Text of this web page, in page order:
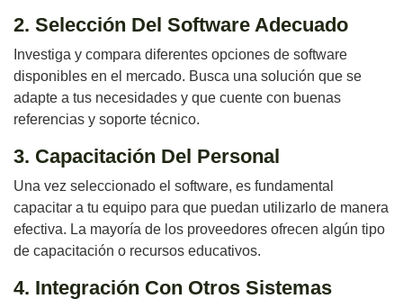
2. Selección Del Software Adecuado
Investiga y compara diferentes opciones de software
disponibles en el mercado. Busca una solución que se
adapte a tus necesidades y que cuente con buenas
referencias y soporte técnico.
3. Capacitación Del Personal
Una vez seleccionado el software, es fundamental
capacitar a tu equipo para que puedan utilizarlo de manera
efectiva. La mayoría de los proveedores ofrecen algún tipo
de capacitación o recursos educativos.
4. Integración Con Otros Sistemas